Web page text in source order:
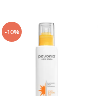
-10%